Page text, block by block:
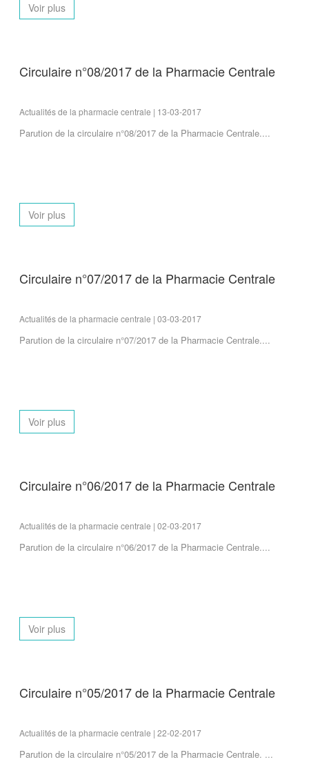
Voir plus
Circulaire n°08/2017 de la Pharmacie Centrale
Actualités de la pharmacie centrale | 13-03-2017
Parution de la circulaire n°08/2017 de la Pharmacie Centrale....
Voir plus
Circulaire n°07/2017 de la Pharmacie Centrale
Actualités de la pharmacie centrale | 03-03-2017
Parution de la circulaire n°07/2017 de la Pharmacie Centrale....
Voir plus
Circulaire n°06/2017 de la Pharmacie Centrale
Actualités de la pharmacie centrale | 02-03-2017
Parution de la circulaire n°06/2017 de la Pharmacie Centrale....
Voir plus
Circulaire n°05/2017 de la Pharmacie Centrale
Actualités de la pharmacie centrale | 22-02-2017
Parution de la circulaire n°05/2017 de la Pharmacie Centrale. ...